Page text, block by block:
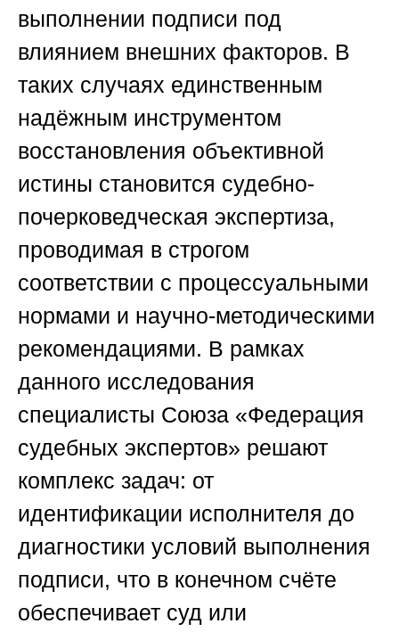
выполнении подписи под
влиянием внешних факторов. В
таких случаях единственным
надёжным инструментом
восстановления объективной
истины становится судебно-
почерковедческая экспертиза,
проводимая в строгом
соответствии с процессуальными
нормами и научно-методическими
рекомендациями. В рамках
данного исследования
специалисты Союза «Федерация
судебных экспертов» решают
комплекс задач: от
идентификации исполнителя до
диагностики условий выполнения
подписи, что в конечном счёте
обеспечивает суд или